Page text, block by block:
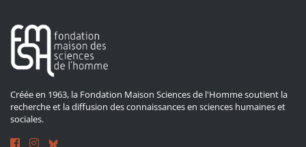
Créée en 1963, la Fondation Maison Sciences de l'Homme soutient la
recherche et la diffusion des connaissances en sciences humaines et
sociales.